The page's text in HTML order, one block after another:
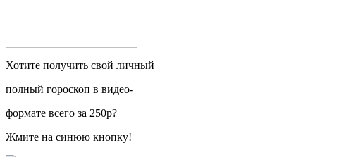
Хотите получить свой личный
полный гороскоп в видео-
формате всего за 250р?
Жмите на синюю кнопку!